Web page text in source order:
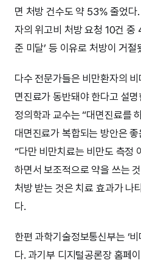
면 처방 건수도 약 53% 줄었다
자의 위고비 처방 요청 10건 중
준 미달’ 등 이유로 처방이 거절
다수 전문가들은 비만환자의
면진료가 동반돼야 한다고 설
정의학과 교수는 “대면진료를
대면진료가 복합되는 방안은
“다만 비만치료는 비만도 측정
하면서 보조적으로 약을 쓰는
처방 받는 것은 치료 효과가 나
다.
한편 과학기술정보통신부는 ‘
다. 과기부 디지털공론장 홈페